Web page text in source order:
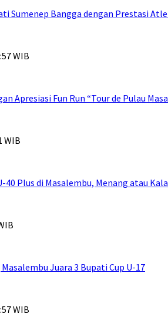
Sumenep Bangga dengan Prestasi
WIB
Apresiasi Fun Run “Tour de Pulau
WIB
40 Plus di Masalembu, Menang atau
Juara 3 Bupati Cup U-17
WIB